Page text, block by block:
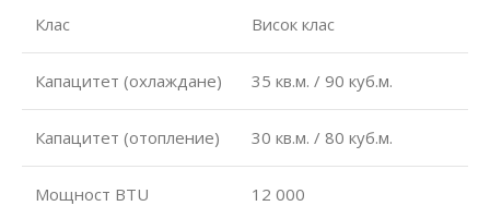
Клас Висок клас
Капацитет (охлаждане) 35 кв.м. / 90 куб.м.
Капацитет (отопление) 30 кв.м. / 80 куб.м.
Мощност BTU 12 000